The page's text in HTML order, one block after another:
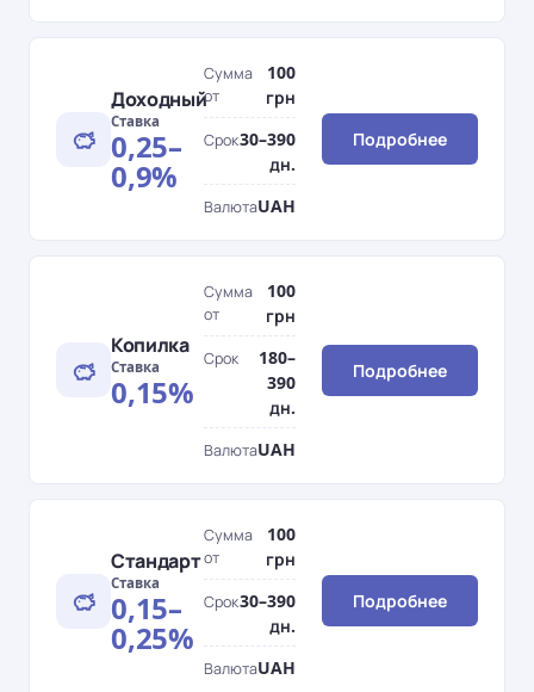
Доходный
Ставка
0,25–
0,9%
Сумма
от
100
грн
Срок30–390
дн.
ВалютаUAH
Подробнее
Копилка
Ставка
0,15%
Сумма
от
100
грн
Срок
180–
390
дн.
ВалютаUAH
Подробнее
Стандарт
Ставка
0,15–
0,25%
Сумма
от
100
грн
Срок30–390
дн.
ВалютаUAH
Подробнее